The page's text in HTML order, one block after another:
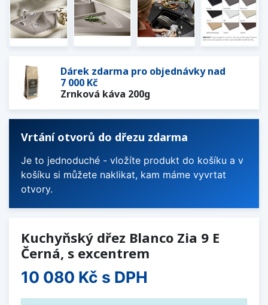
Dárek zdarma pro objednávky nad
7 000 Kč
Zrnková káva 200g
Vrtání otvorů do dřezu zdarma
Je to jednoduché - vložíte produkt do košíku a v
košíku si můžete naklikat, kam máme vyvrtat
otvory.
Kuchyňský dřez Blanco Zia 9 E
Černá, s excentrem
10 080 Kč s DPH